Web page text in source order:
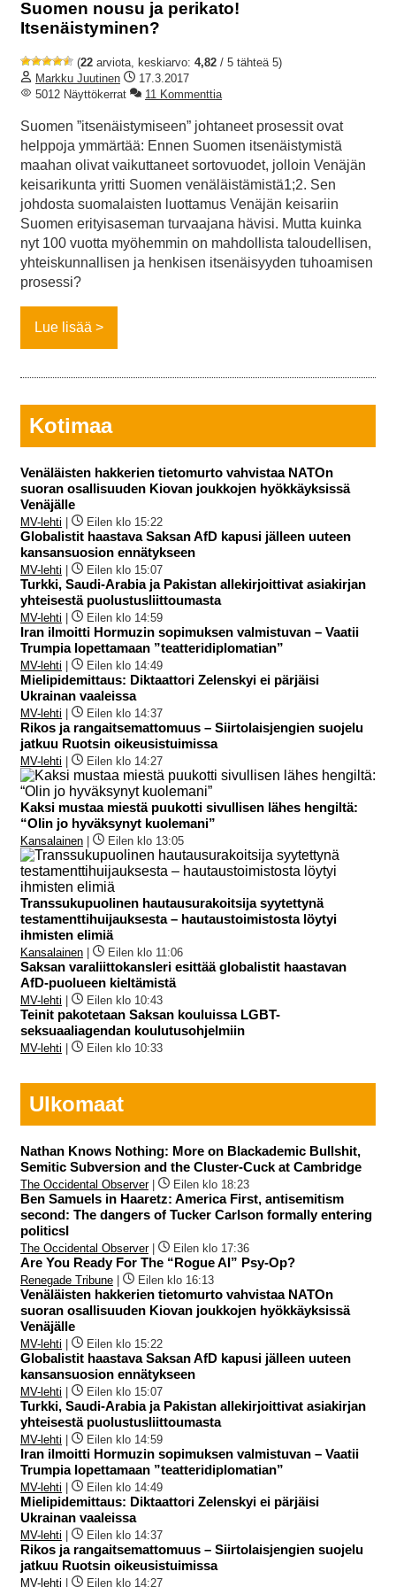
Suomen nousu ja perikato!
Itsenäistyminen?
(22 arviota, keskiarvo: 4,82 / 5 tähteä 5)
Markku Juutinen
17.3.2017
5012 Näyttökerrat
11 Kommenttia
Suomen ”itsenäistymiseen” johtaneet prosessit ovat
helppoja ymmärtää: Ennen Suomen itsenäistymistä
maahan olivat vaikuttaneet sortovuodet, jolloin Venäjän
keisarikunta yritti Suomen venäläistämistä1;2. Sen
johdosta suomalaisten luottamus Venäjän keisariin
Suomen erityisaseman turvaajana hävisi. Mutta kuinka
nyt 100 vuotta myöhemmin on mahdollista taloudellisen,
yhteiskunnallisen ja henkisen itsenäisyyden tuhoamisen
prosessi?
Lue lisää
Kotimaa
Venäläisten hakkerien tietomurto vahvistaa NATOn
suoran osallisuuden Kiovan joukkojen hyökkäyksissä
Venäjälle
MV-lehti | Eilen klo 15:22
Globalistit haastava Saksan AfD kapusi jälleen uuteen
kansansuosion ennätykseen
MV-lehti | Eilen klo 15:07
Turkki, Saudi-Arabia ja Pakistan allekirjoittivat asiakirjan
yhteisestä puolustusliittoumasta
MV-lehti | Eilen klo 14:59
Iran ilmoitti Hormuzin sopimuksen valmistuvan – Vaatii
Trumpia lopettamaan ”teatteridiplomatian”
MV-lehti | Eilen klo 14:49
Mielipidemittaus: Diktaattori Zelenskyi ei pärjäisi
Ukrainan vaaleissa
MV-lehti | Eilen klo 14:37
Rikos ja rangaitsemattomuus – Siirtolaisjengien suojelu
jatkuu Ruotsin oikeusistuimissa
MV-lehti | Eilen klo 14:27
Kaksi mustaa miestä puukotti sivullisen lähes hengiltä:
“Olin jo hyväksynyt kuolemani”
Kansalainen | Eilen klo 13:05
Transsukupuolinen hautausurakoitsija syytettynä
testamenttihuijauksesta – hautaustoimistosta löytyi
ihmisten elimiä
Kansalainen | Eilen klo 11:06
Saksan varaliittokansleri esittää globalistit haastavan
AfD-puolueen kieltämistä
MV-lehti | Eilen klo 10:43
Teinit pakotetaan Saksan kouluissa LGBT-
seksuaaliagendan koulutusohjelmiin
MV-lehti | Eilen klo 10:33
Ulkomaat
Nathan Knows Nothing: More on Blackademic Bullshit,
Semitic Subversion and the Cluster-Cuck at Cambridge
The Occidental Observer| Eilen klo 18:23
Ben Samuels in Haaretz: America First, antisemitism
second: The dangers of Tucker Carlson formally entering
politicsI
The Occidental Observer| Eilen klo 17:36
Are You Ready For The “Rogue AI” Psy-Op?
Renegade Tribune | Eilen klo 16:13
Venäläisten hakkerien tietomurto vahvistaa NATOn
suoran osallisuuden Kiovan joukkojen hyökkäyksissä
Venäjälle
MV-lehti | Eilen klo 15:22
Globalistit haastava Saksan AfD kapusi jälleen uuteen
kansansuosion ennätykseen
MV-lehti | Eilen klo 15:07
Turkki, Saudi-Arabia ja Pakistan allekirjoittivat asiakirjan
yhteisestä puolustusliittoumasta
MV-lehti | Eilen klo 14:59
Iran ilmoitti Hormuzin sopimuksen valmistuvan – Vaatii
Trumpia lopettamaan ”teatteridiplomatian”
MV-lehti | Eilen klo 14:49
Mielipidemittaus: Diktaattori Zelenskyi ei pärjäisi
Ukrainan vaaleissa
MV-lehti | Eilen klo 14:37
Rikos ja rangaitsemattomuus – Siirtolaisjengien suojelu
jatkuu Ruotsin oikeusistuimissa
MV-lehti | Eilen klo 14:27